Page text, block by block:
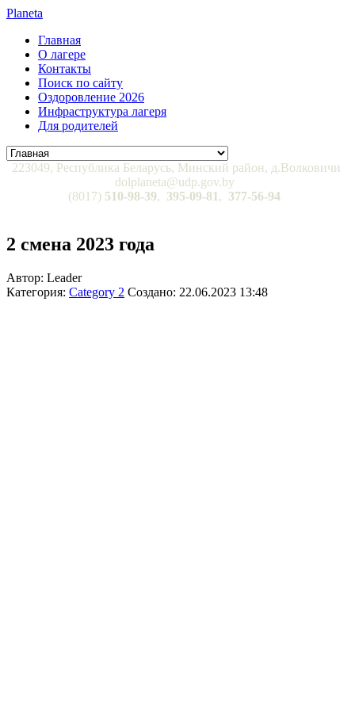
Planeta
Главная
О лагере
Контакты
Поиск по сайту
Оздоровление 2026
Инфраструктура лагеря
Для родителей
223049, Республика Беларусь, Минский район, д.Волковичи
dolplaneta@udp.gov.by
(8017) 510-98-39, 395-09-81 , 377-56-94
2 смена 2023 года
Автор: Leader
Категория: Category 2 Создано: 22.06.2023 13:48